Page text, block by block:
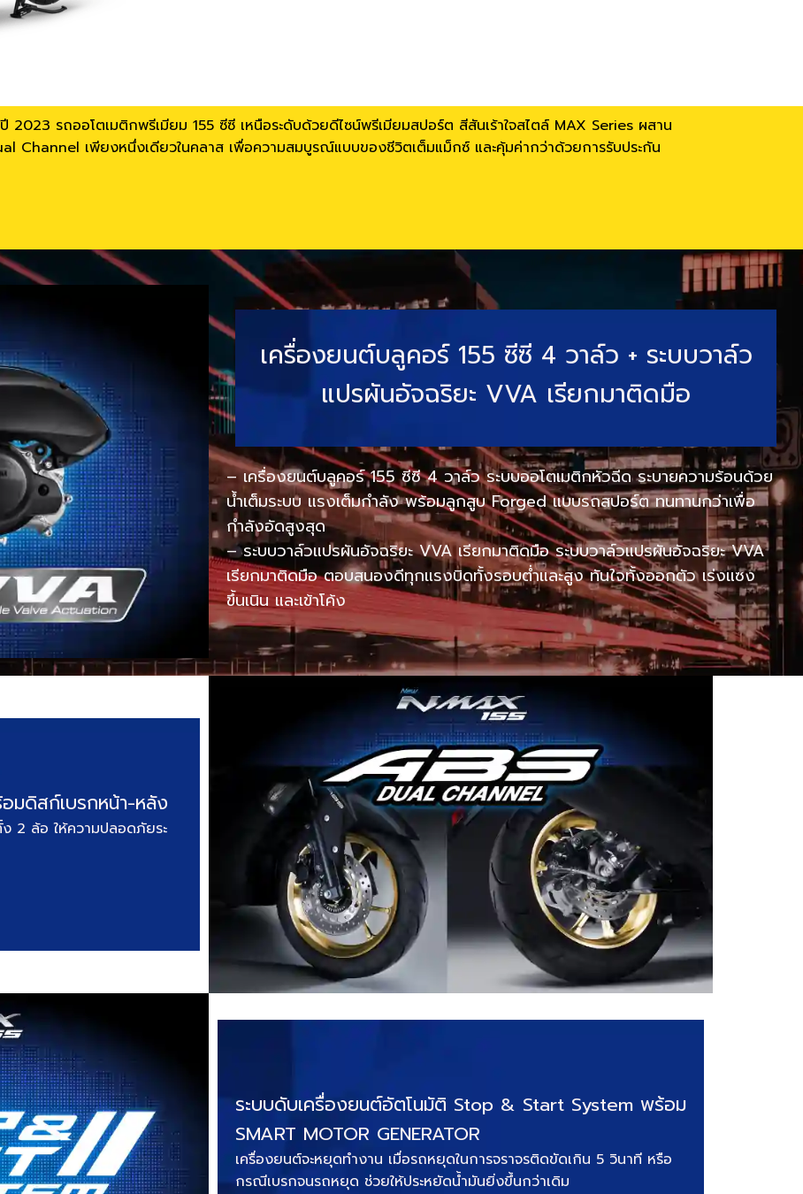
2023 รถออโตเมติกพรีเมียม 155 ซีซี เหนือระดับด้วยดีไซน์พรีเมียมสปอร์ต สีสันเร้าใจสไตล์ MAX Series ผสาน
Channel เพียงหนึ่งเดียวในคลาส เพื่อความสมบูรณ์แบบของชีวิตเต็มแม็กซ์ และคุ้มค่ากว่าด้วยการรับประกัน
เครื่องยนต์บลูคอร์ 155 ซีซี 4 วาล์ว + ระบบวาล์ว
แปรผันอัจฉริยะ VVA เรียกมาติดมือ
– เครื่องยนต์บลูคอร์ 155 ซีซี 4 วาล์ว ระบบออโตเมติกหัวฉีด ระบายความร้อนด้วย
น้ำเต็มระบบ แรงเต็มกำลัง พร้อมลูกสูบ Forged แบบรถสปอร์ต ทนทานกว่าเพื่อ
กำลังอัดสูงสุด
– ระบบวาล์วแปรผันอัจฉริยะ VVA เรียกมาติดมือ ระบบวาล์วแปรผันอัจฉริยะ VVA
เรียกมาติดมือ ตอบสนองดีทุกแรงบิดทั้งรอบต่ำและสูง ทันใจทั้งออกตัว เร่งแซง
ขึ้นเนิน และเข้าโค้ง
มดิสก์เบรกหน้า-หลัง
2 ล้อ ให้ความปลอดภัยระ
ระบบดับเครื่องยนต์อัตโนมัติ Stop & Start System พร้อม
SMART MOTOR GENERATOR
เครื่องยนต์จะหยุดทำงาน เมื่อรถหยุดในการจราจรติดขัดเกิน 5 วินาที หรือ
กรณีเบรกจนรถหยุด ช่วยให้ประหยัดน้ำมันยิ่งขึ้นกว่าเดิม